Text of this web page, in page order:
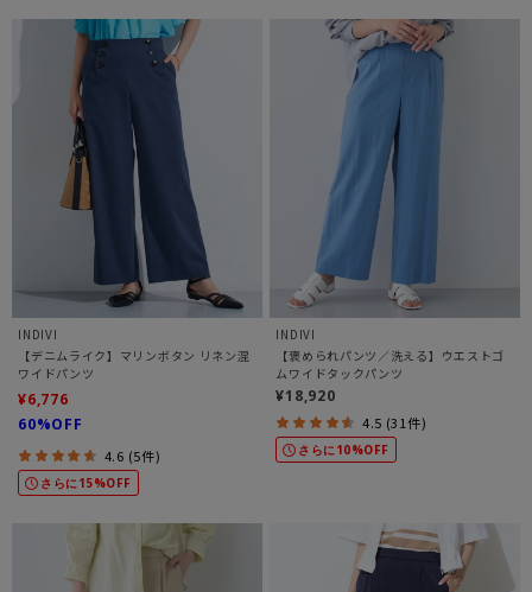
INDIVI
【デニムライク】マリンボタン リネン混
ワイドパンツ
¥6,776
60%OFF
4.6 (5件)
さらに15%OFF
INDIVI
【褒められパンツ／洗える】ウエストゴ
ムワイドタックパンツ
¥18,920
4.5 (31件)
さらに10%OFF